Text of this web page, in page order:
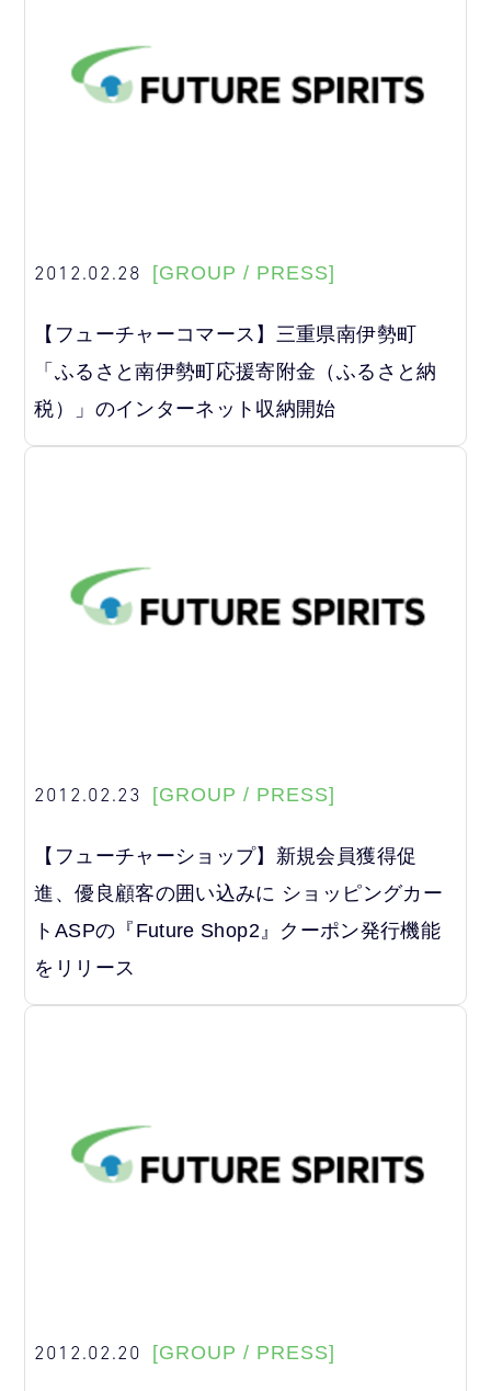
2012.02.28 [GROUP / PRESS]
【フューチャーコマース】三重県南伊勢町
「ふるさと南伊勢町応援寄附金（ふるさと納
税）」のインターネット収納開始
2012.02.23 [GROUP / PRESS]
【フューチャーショップ】新規会員獲得促
進、優良顧客の囲い込みに ショッピングカー
トASPの『Future Shop2』クーポン発行機能
をリリース
2012.02.20 [GROUP / PRESS]